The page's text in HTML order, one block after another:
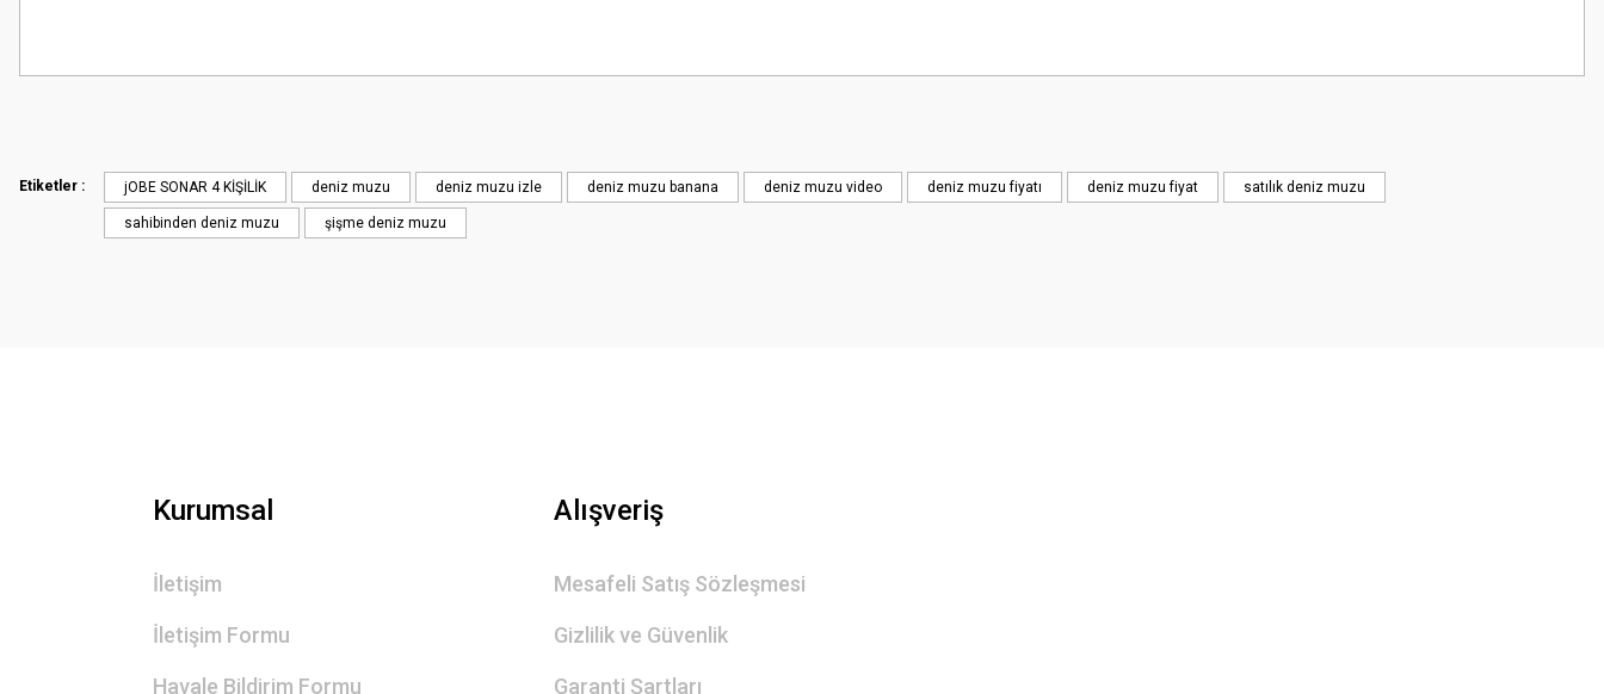
Görüş ve önerileriniz için teşekkür ederiz.
Ürün bilgilerinde hatalar bulunuyor.
Ürün fiyatı diğer sitelerden daha pahalı.
Etiketler : jOBE SONAR 4 KİŞİLİK deniz muzu deniz muzu izle deniz muzu banana deniz muzu video deniz muzu fiyatı deniz muzu fiyat satılık deniz muzu
sahibinden deniz muzu şişme deniz muzu
Kurumsal
İletişim
İletişim Formu
Havale Bildirim Formu
Alışveriş
Mesafeli Satış Sözleşmesi
Gizlilik ve Güvenlik
Garanti Şartları